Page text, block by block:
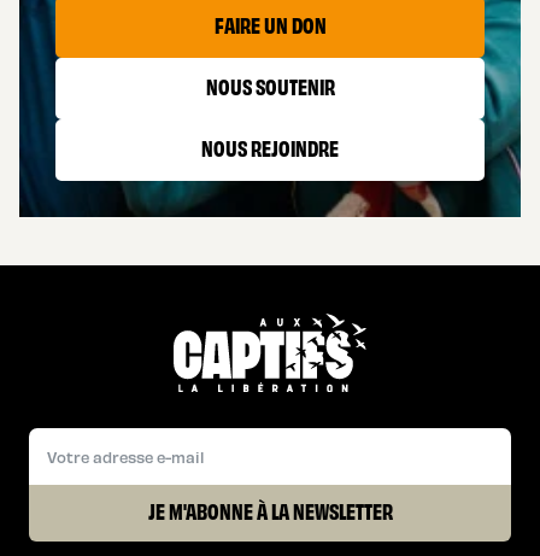
FAIRE UN DON
NOUS SOUTENIR
NOUS REJOINDRE
JE M'ABONNE À LA NEWSLETTER